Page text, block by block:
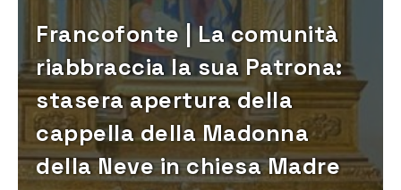
Francofonte | La comunità
riabbraccia la sua Patrona:
stasera apertura della
cappella della Madonna
della Neve in chiesa Madre